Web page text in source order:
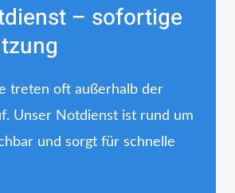
– sofortige
treten oft außerhalb der
Unser Notdienst ist rund um
und sorgt für schnelle